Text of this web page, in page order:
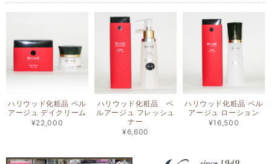
ハリウッド化粧品 ベル
アージュ デイクリーム
¥22,000
ハリウッド化粧品 ベ
ルアージュ フレッシュ
ナー
¥6,600
ハリウッド化粧品 ベル
アージュ ローション
¥16,500